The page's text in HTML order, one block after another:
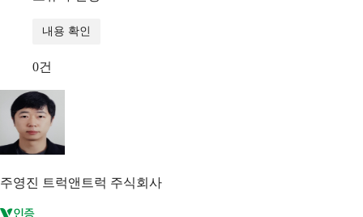
내용 확인
0건
주영진 트럭앤트럭 주식회사